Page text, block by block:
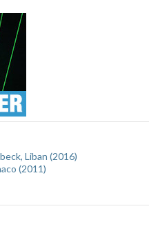
Liban (2016)
(2011)